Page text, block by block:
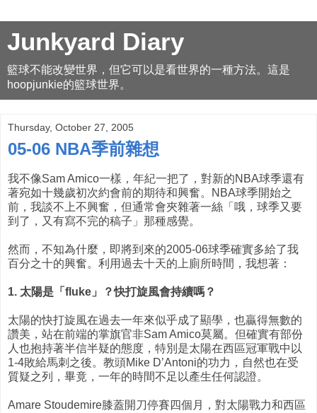
Junkyard Diary
籃球不能改變世界，但它可以是看世界的一種方法。這是
hoopjunkie的籃球世界。
Thursday, October 27, 2005
05-06 NBA季前雜想
我不像Sam Amico一樣，年紀一把了，對新的NBA球季還有
著宛如十幾歲初次約會前的期待和興奮。NBA球季開始之
前，我談不上不興奮，但通常會夾雜著一絲「哦，球季又要
到了，又有寫不完的稿子」那種感覺。
然而，不知為什麼，即將到來的2005-06球季確實多給了我
百分之十的興奮。利用過去十天的上廁所時間，我想著：
1. 太陽是「fluke」？快打旋風會持續嗎？
太陽的快打旋風在過去一年來似乎成了顯學，也贏得無數的
讚美，站在前端的掌旗官非Sam Amico莫屬。但確實有部份
人也抱持著半信半疑的態度，特別是太陽在西區冠軍戰中以
1-4敗給馬刺之後。教頭Mike D’Antoni的功力，自然也在受
質疑之列，畢竟，一年的時間不足以產生任何認證。
Amare Stoudemire膝蓋開刀停賽四個月，對太陽戰力和西區